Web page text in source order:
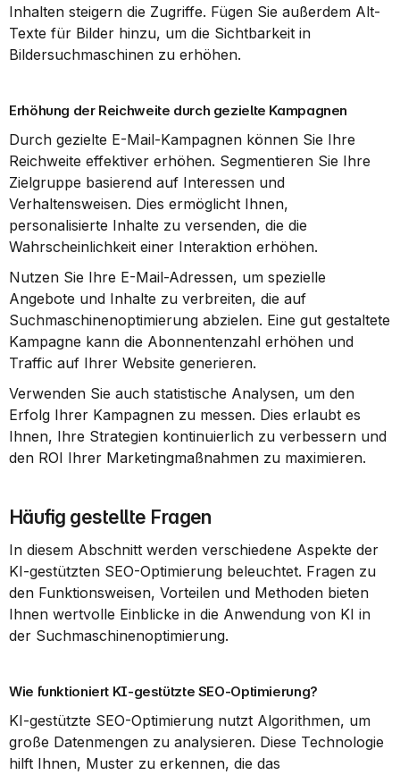
Inhalten steigern die Zugriffe. Fügen Sie außerdem Alt-
Texte für Bilder hinzu, um die Sichtbarkeit in
Bildersuchmaschinen zu erhöhen.
Erhöhung der Reichweite durch gezielte Kampagnen
Durch gezielte E-Mail-Kampagnen können Sie Ihre
Reichweite effektiver erhöhen. Segmentieren Sie Ihre
Zielgruppe basierend auf Interessen und
Verhaltensweisen. Dies ermöglicht Ihnen,
personalisierte Inhalte zu versenden, die die
Wahrscheinlichkeit einer Interaktion erhöhen.
Nutzen Sie Ihre E-Mail-Adressen, um spezielle
Angebote und Inhalte zu verbreiten, die auf
Suchmaschinenoptimierung abzielen. Eine gut gestaltete
Kampagne kann die Abonnentenzahl erhöhen und
Traffic auf Ihrer Website generieren.
Verwenden Sie auch statistische Analysen, um den
Erfolg Ihrer Kampagnen zu messen. Dies erlaubt es
Ihnen, Ihre Strategien kontinuierlich zu verbessern und
den ROI Ihrer Marketingmaßnahmen zu maximieren.
Häufig gestellte Fragen
In diesem Abschnitt werden verschiedene Aspekte der
KI-gestützten SEO-Optimierung beleuchtet. Fragen zu
den Funktionsweisen, Vorteilen und Methoden bieten
Ihnen wertvolle Einblicke in die Anwendung von KI in
der Suchmaschinenoptimierung.
Wie funktioniert KI-gestützte SEO-Optimierung?
KI-gestützte SEO-Optimierung nutzt Algorithmen, um
große Datenmengen zu analysieren. Diese Technologie
hilft Ihnen, Muster zu erkennen, die das